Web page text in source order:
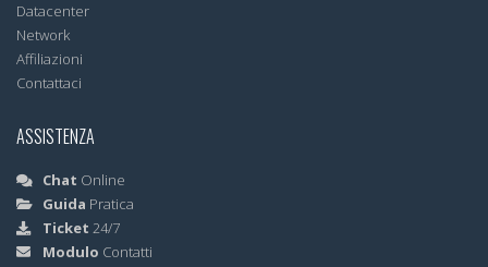
Datacenter
Network
Affiliazioni
Contattaci
ASSISTENZA
Chat Online
Guida Pratica
Ticket 24/7
Modulo Contatti